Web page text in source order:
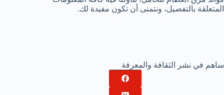
المتعلقة بالتفصيل، ونتمنى أن تكون مفيدة لك.
ساهم في نشر الثقافة والمعرفة